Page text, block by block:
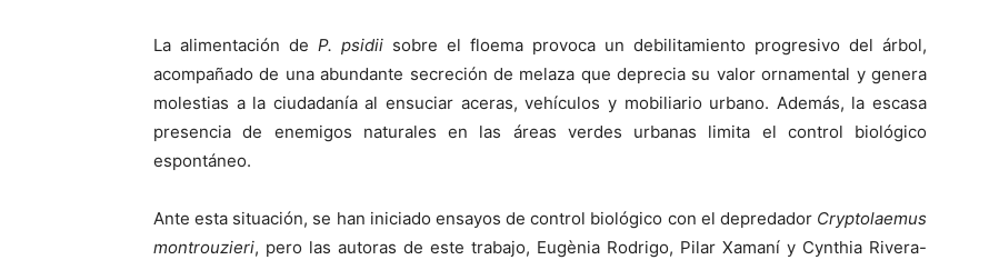
La alimentación de P. psidii sobre el floema provoca un debilitamiento progresivo del árbol,
acompañado de una abundante secreción de melaza que deprecia su valor ornamental y genera
molestias a la ciudadanía al ensuciar aceras, vehículos y mobiliario urbano. Además, la escasa
presencia de enemigos naturales en las áreas verdes urbanas limita el control biológico
espontáneo.
Ante esta situación, se han iniciado ensayos de control biológico con el depredador Cryptolaemus
montrouzieri, pero las autoras de este trabajo, Eugènia Rodrigo, Pilar Xamaní y Cynthia Rivera-